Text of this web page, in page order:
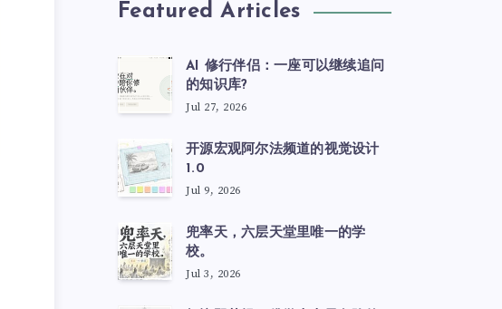
Featured Articles
AI 修行伴侣：一座可以继续追问
的知识库?
Jul 27, 2026
开源宏观阿尔法频道的视觉设计
1.0
Jul 9, 2026
兜率天，六层天堂里唯一的学
校。
Jul 3, 2026